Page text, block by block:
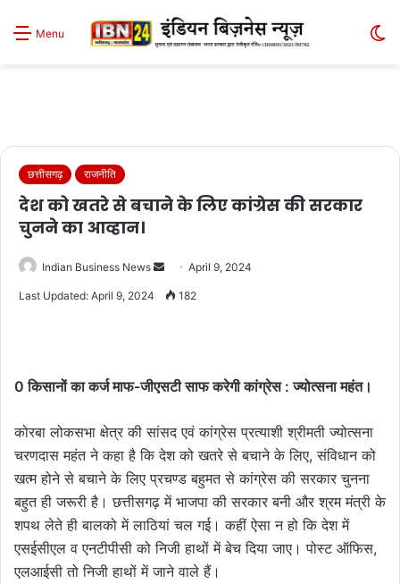
Menu
छत्तीसगढ़ राजनीति
देश को खतरे से बचाने के लिए कांग्रेस की सरकार
चुनने का आव्हान।
Indian Business News
Send
an
April 9, 2024
Last Updated: April 9, 2024 182
0 किसानों का कर्ज माफ-जीएसटी साफ करेगी कांग्रेस : ज्योत्सना महंत।
कोरबा लोकसभा क्षेत्र की सांसद एवं कांग्रेस प्रत्याशी श्रीमती ज्योत्सना
चरणदास महंत ने कहा है कि देश को खतरे से बचाने के लिए, संविधान को
खत्म होने से बचाने के लिए प्रचण्ड बहुमत से कांग्रेस की सरकार चुनना
बहुत ही जरूरी है। छत्तीसगढ़ में भाजपा की सरकार बनी और श्रम मंत्री के
शपथ लेते ही बालको में लाठियां चल गई। कहीं ऐसा न हो कि देश में
एसईसीएल व एनटीपीसी को निजी हाथों में बेच दिया जाए। पोस्ट ऑफिस,
एलआईसी तो निजी हाथों में जाने वाले हैं।